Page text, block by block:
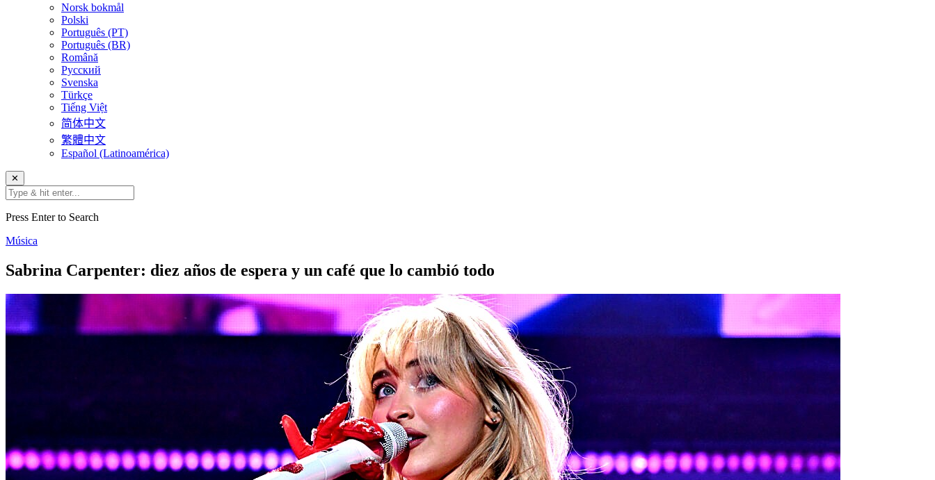
Norsk bokmål
Polski
Português (PT)
Português (BR)
Română
Русский
Svenska
Türkçe
Tiếng Việt
简体中文
繁體中文
Español (Latinoamérica)
✕
Press Enter to Search
Música
Sabrina Carpenter: diez años de espera y un café que lo cambió todo